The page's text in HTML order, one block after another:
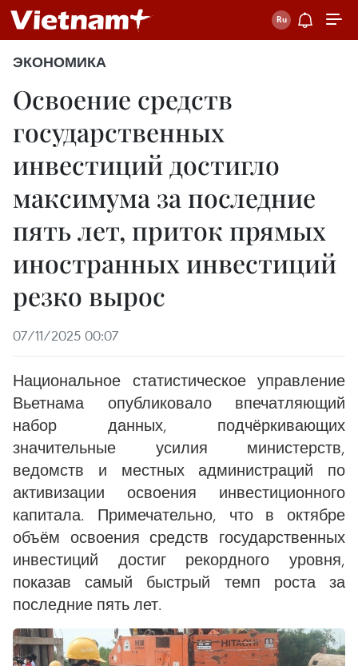
ЭКОНОМИКА
Освоение средств
государственных
инвестиций достигло
максимума за последние
пять лет, приток прямых
иностранных инвестиций
резко вырос
07/11/2025 00:07
Национальное статистическое управление
Вьетнама опубликовало впечатляющий
набор данных, подчёркивающих
значительные усилия министерств,
ведомств и местных администраций по
активизации освоения инвестиционного
капитала. Примечательно, что в октябре
объём освоения средств государственных
инвестиций достиг рекордного уровня,
показав самый быстрый темп роста за
последние пять лет.